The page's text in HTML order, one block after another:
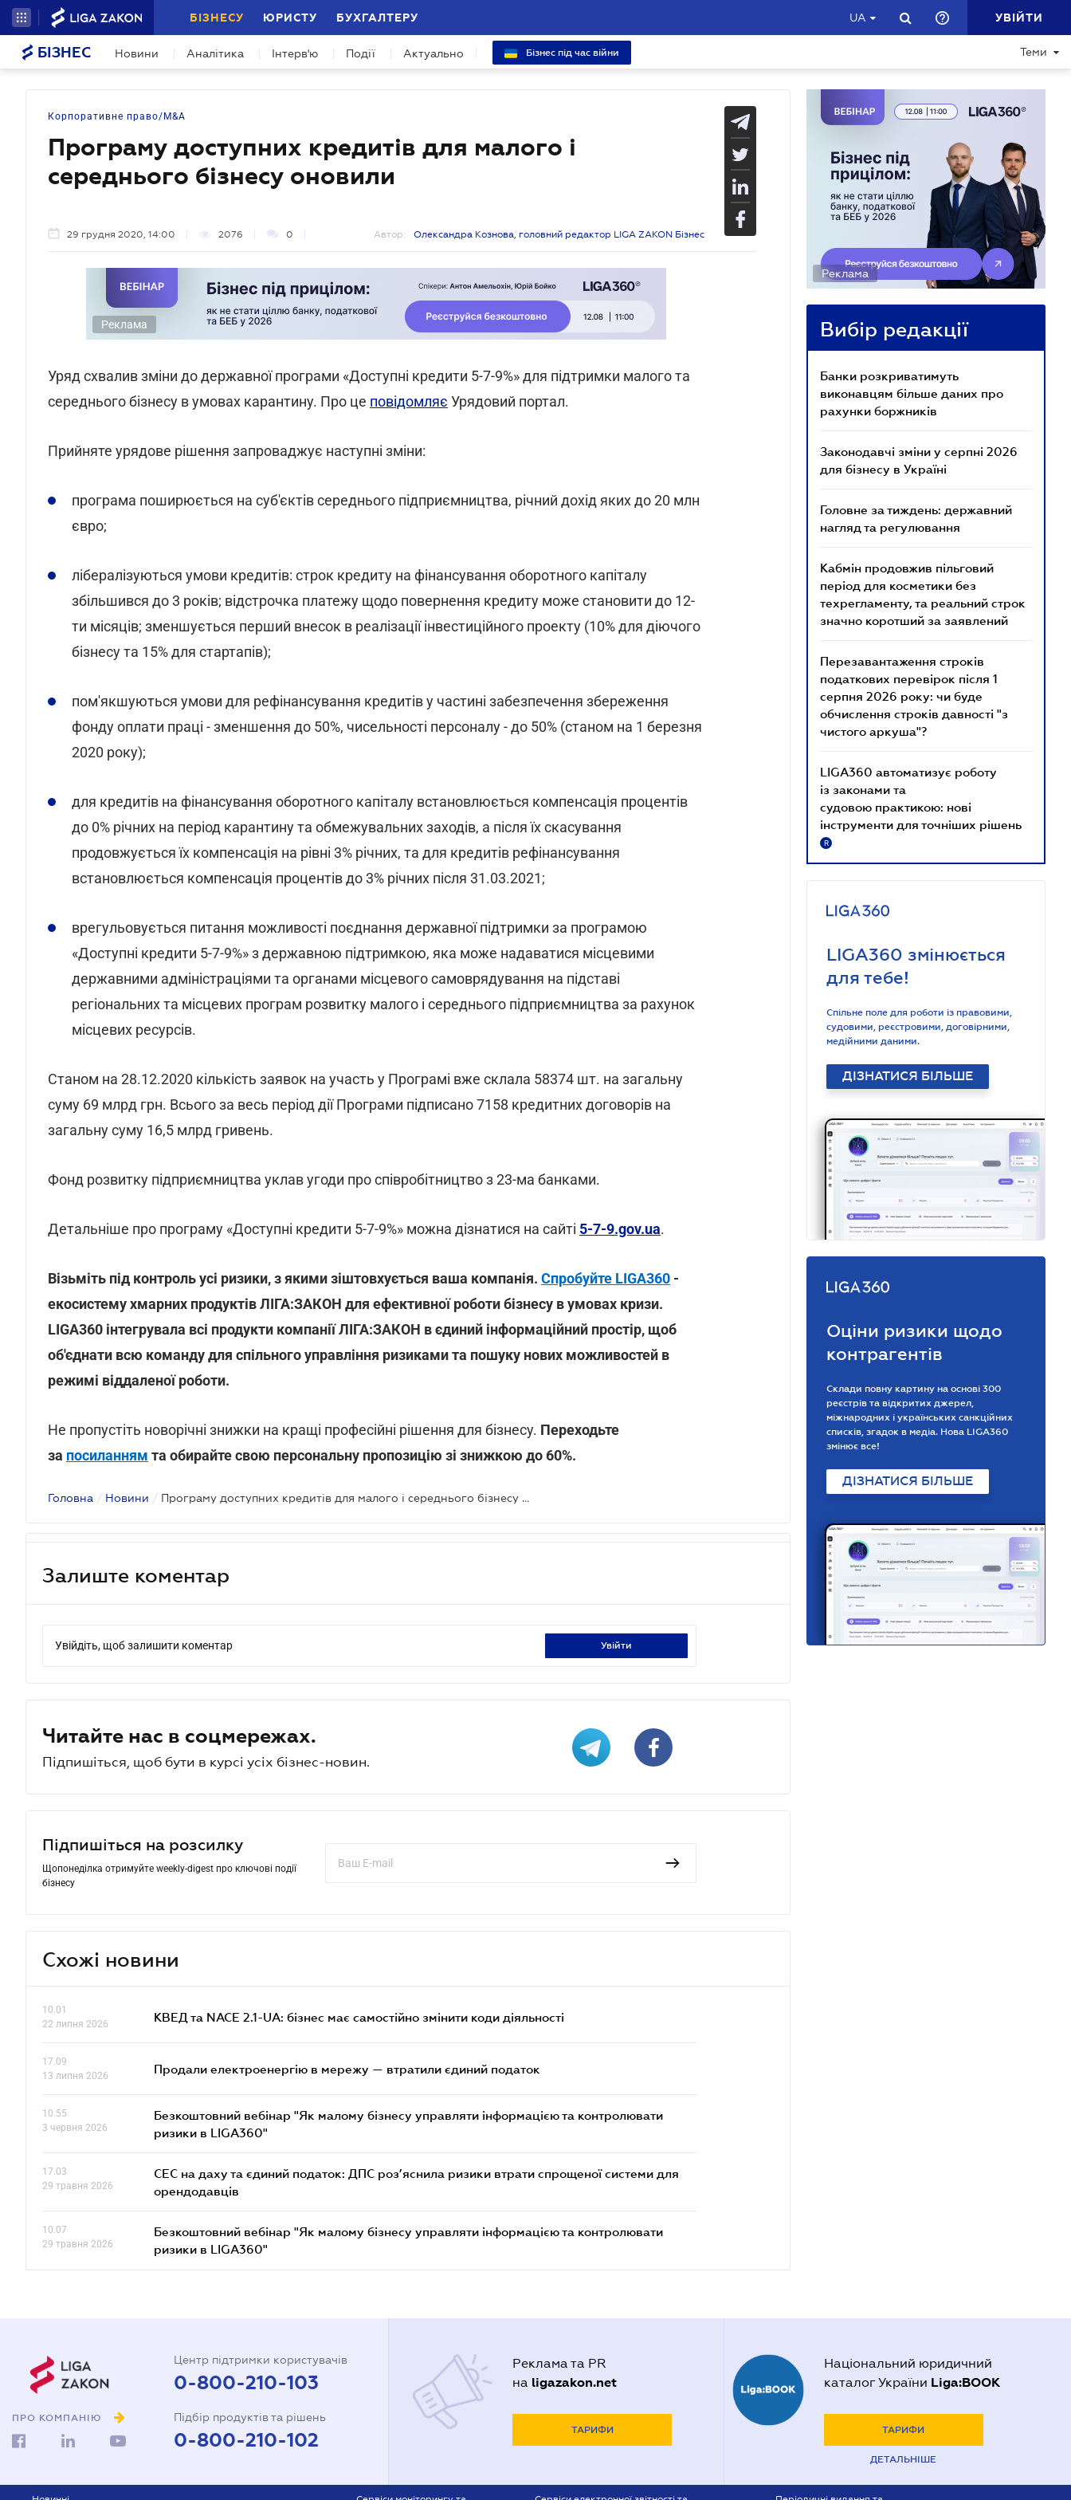
БІЗНЕСУ ЮРИСТУ БУХГАЛТЕРУ UA УВІЙТИ
БІЗНЕС Новини Аналітика Інтерв'ю Події Актуально Бізнес під час війни Теми
Корпоративне право/M&A
Програму доступних кредитів для малого і
середнього бізнесу оновили
29 грудня 2020, 14:00 2076 0 Автор: Олександра Кознова, головний редактор LIGA ZAKON Бізнес
Реклама
Уряд схвалив зміни до державної програми «Доступні кредити 5-7-9%» для підтримки малого та
середнього бізнесу в умовах карантину. Про це повідомляє Урядовий портал.
Прийняте урядове рішення запроваджує наступні зміни:
програма поширюється на суб'єктів середнього підприємництва, річний дохід яких до 20 млн
євро;
лібералізуються умови кредитів: строк кредиту на фінансування оборотного капіталу
збільшився до 3 років; відстрочка платежу щодо повернення кредиту може становити до 12-
ти місяців; зменшується перший внесок в реалізації інвестиційного проекту (10% для діючого
бізнесу та 15% для стартапів);
пом'якшуються умови для рефінансування кредитів у частині забезпечення збереження
фонду оплати праці - зменшення до 50%, чисельності персоналу - до 50% (станом на 1 березня
2020 року);
для кредитів на фінансування оборотного капіталу встановлюється компенсація процентів
до 0% річних на період карантину та обмежувальних заходів, а після їх скасування
продовжується їх компенсація на рівні 3% річних, та для кредитів рефінансування
встановлюється компенсація процентів до 3% річних після 31.03.2021;
врегульовується питання можливості поєднання державної підтримки за програмою
«Доступні кредити 5-7-9%» з державною підтримкою, яка може надаватися місцевими
державними адміністраціями та органами місцевого самоврядування на підставі
регіональних та місцевих програм розвитку малого і середнього підприємництва за рахунок
місцевих ресурсів.
Станом на 28.12.2020 кількість заявок на участь у Програмі вже склала 58374 шт. на загальну
суму 69 млрд грн. Всього за весь період дії Програми підписано 7158 кредитних договорів на
загальну суму 16,5 млрд гривень.
Фонд розвитку підприємництва уклав угоди про співробітництво з 23-ма банками.
Детальніше про програму «Доступні кредити 5-7-9%» можна дізнатися на сайті 5-7-9.gov.ua.
Візьміть під контроль усі ризики, з якими зіштовхується ваша компанія. Спробуйте LIGA360 -
екосистему хмарних продуктів ЛІГА:ЗАКОН для ефективної роботи бізнесу в умовах кризи.
LIGA360 інтегрувала всі продукти компанії ЛІГА:ЗАКОН в єдиний інформаційний простір, щоб
об'єднати всю команду для спільного управління ризиками та пошуку нових можливостей в
режимі віддаленої роботи.
Не пропустіть новорічні знижки на кращі професійні рішення для бізнесу. Переходьте
за посиланням та обирайте свою персональну пропозицію зі знижкою до 60%.
Головна / Новини / Програму доступних кредитів для малого і середнього бізнесу оновили
Залиште коментар
Увійдіть, щоб залишити коментар увійти
Читайте нас в соцмережах.
Підпишіться, щоб бути в курсі усіх бізнес-новин.
Підпишіться на розсилку
Щопонеділка отримуйте weekly-digest про ключові події
бізнесу
Схожі новини
10.01
22 липня 2026
КВЕД та NACE 2.1-UA: бізнес має самостійно змінити коди діяльності
17.09
13 липня 2026
Продали електроенергію в мережу — втратили єдиний податок
10.55
3 червня 2026
Безкоштовний вебінар "Як малому бізнесу управляти інформацією та контролювати
ризики в LIGA360"
17.03
29 травня 2026
СЕС на даху та єдиний податок: ДПС роз’яснила ризики втрати спрощеної системи для
орендодавців
10.07
29 травня 2026
Безкоштовний вебінар "Як малому бізнесу управляти інформацією та контролювати
ризики в LIGA360"
Реклама
Вибір редакції
Банки розкриватимуть
виконавцям більше даних про
рахунки боржників
Законодавчі зміни у серпні 2026
для бізнесу в Україні
Головне за тиждень: державний
нагляд та регулювання
Кабмін продовжив пільговий
період для косметики без
техрегламенту, та реальний строк
значно коротший за заявлений
Перезавантаження строків
податкових перевірок після 1
серпня 2026 року: чи буде
обчислення строків давності "з
чистого аркуша"?
LIGA360 автоматизує роботу
із законами та
судовою практикою: нові
інструменти для точніших рішень
R
LIGA360 змінюється
для тебе!
Спільне поле для роботи із правовими,
судовими, реєстровими, договірними,
медійними даними.
ДІЗНАТИСЯ БІЛЬШЕ
Оціни ризики щодо
контрагентів
Склади повну картину на основі 300
реєстрів та відкритих джерел,
міжнародних і українських санкційних
списків, згадок в медіа. Нова LIGA360
змінює все!
ДІЗНАТИСЯ БІЛЬШЕ
ПРО КОМПАНІЮ
Центр підтримки користувачів
0-800-210-103
Підбір продуктів та рішень
0-800-210-102
Реклама та PR
на ligazakon.net
ТАРИФИ
Національний юридичний
каталог України Liga:BOOK
ТАРИФИ
ДЕТАЛЬНІШЕ